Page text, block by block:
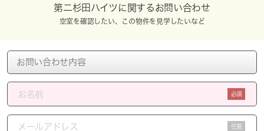
第二杉田ハイツに関するお問い合わせ
空室を確認したい、この物件を見学したいなど
必須
任意